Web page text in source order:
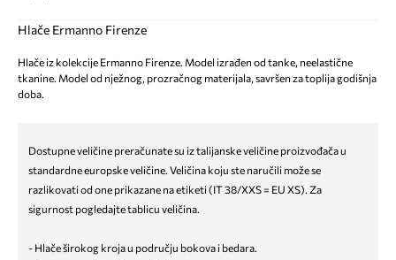
Hlače Ermanno Firenze
Hlače iz kolekcije Ermanno Firenze. Model izrađen od tanke, neelastične
tkanine. Model od nježnog, prozračnog materijala, savršen za toplija godišnja
doba.
Dostupne veličine preračunate su iz talijanske veličine proizvođača u
standardne europske veličine. Veličina koju ste naručili može se
razlikovati od one prikazane na etiketi (IT 38/XXS = EU XS). Za
sigurnost pogledajte tablicu veličina.
- Hlače širokog kroja u području bokova i bedara.